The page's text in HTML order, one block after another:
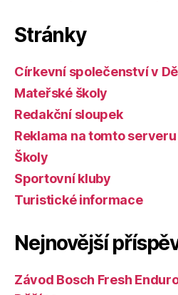
Stránky
Církevní společenství v
Mateřské školy
Redakční sloupek
Reklama na tomto serveru
Školy
Sportovní kluby
Turistické informace
Nejnovější
Závod Bosch Fresh